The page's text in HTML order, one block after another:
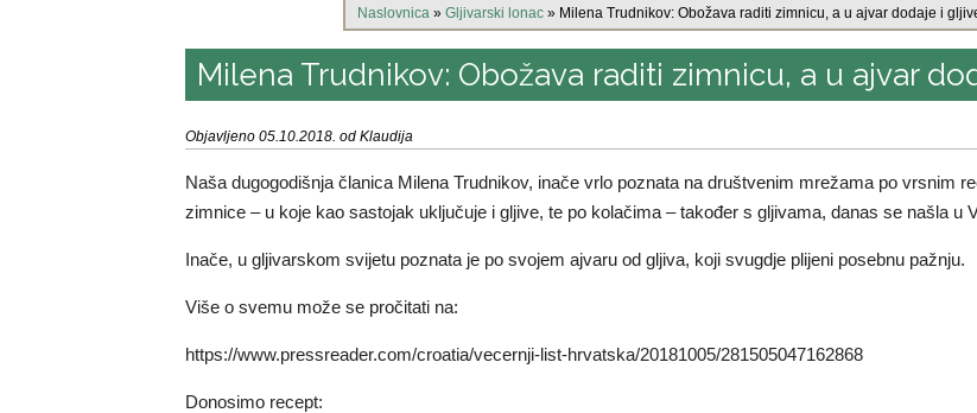
Naslovnica »Gljivarski lonac » Milena Trudnikov: Obožava raditi zimnicu, a u ajvar dodaje i
Milena Trudnikov: Obožava raditi zimnicu, a u ajvar
Objavljeno 05.10.2018. od Klaudija
Naša dugogodišnja članica Milena Trudnikov, inače vrlo poznata na društvenim mrežama po vrsnim
zimnice – u koje kao sastojak uključuje i gljive, te po kolačima – također s gljivama, danas se našla u
Inače, u gljivarskom svijetu poznata je po svojem ajvaru od gljiva, koji svugdje plijeni posebnu pažnju.
Više o svemu može se pročitati na:
https://www.pressreader.com/croatia/vecernji-list-hrvatska/20181005/281505047162868
Donosimo recept: